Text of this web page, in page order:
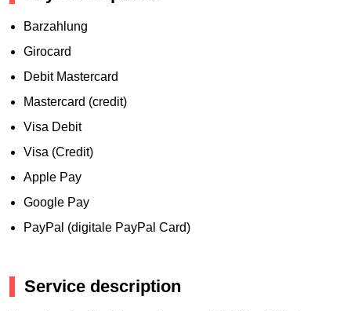
Barzahlung
Girocard
Debit Mastercard
Mastercard (credit)
Visa Debit
Visa (Credit)
Apple Pay
Google Pay
PayPal (digitale PayPal Card)
Service description